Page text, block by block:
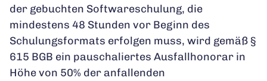
der gebuchten Softwareschulung, die
mindestens 48 Stunden vor Beginn des
Schulungsformats erfolgen muss, wird gemäß §
615 BGB ein pauschaliertes Ausfallhonorar in
Höhe von 50% der anfallenden